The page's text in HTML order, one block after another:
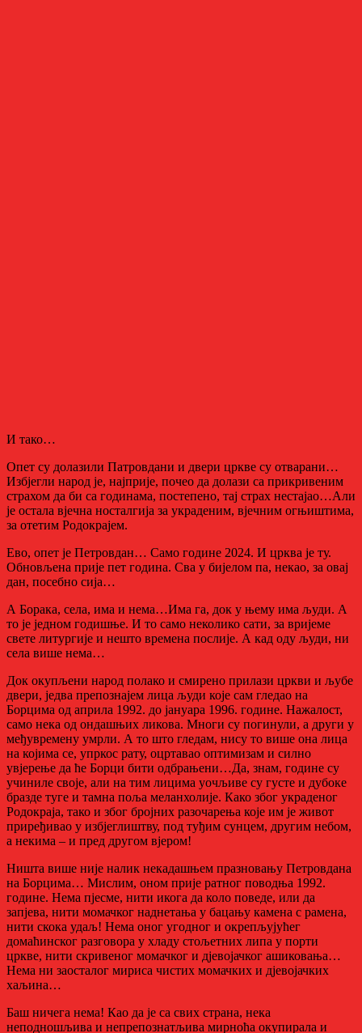
И тако…
Опет су долазили Патровдани и двери цркве су отварани…
Избјегли народ је, најприје, почео да долази са прикривеним
страхом да би са годинама, постепено, тај страх нестајао…Али
је остала вјечна носталгија за украденим, вјечним огњиштима,
за отетим Родокрајем.
Ево, опет је Петровдан… Само године 2024. И црква је ту.
Обновљена прије пет година. Сва у бијелом па, некао, за овај
дан, посебно сија…
А Борака, села, има и нема…Има га, док у њему има људи. А
то је једном годишње. И то само неколико сати, за вријеме
свете литургије и нешто времена послије. А кад оду људи, ни
села више нема…
Док окупљени народ полако и смирено прилази цркви и љубе
двери, једва препознајем лица људи које сам гледао на
Борцима од априла 1992. до јануара 1996. године. Нажалост,
само нека од ондашњих ликова. Многи су погинули, а други у
међувремену умрли. А то што гледам, нису то више она лица
на којима се, упркос рату, оцртавао оптимизам и силно
увјерење да ће Борци бити одбрањени…Да, знам, године су
учиниле своје, али на тим лицима уочљиве су густе и дубоке
бразде туге и тамна поља меланхолије. Како због украденог
Родокраја, тако и због бројних разочарења које им је живот
приређивао у избјеглиштву, под туђим сунцем, другим небом,
а некима – и пред другом вјером!
Ништа више није налик некадашњем празновању Петровдана
на Борцима… Мислим, оном прије ратног поводња 1992.
године. Нема пјесме, нити икога да коло поведе, или да
запјева, нити момачког наднетања у бацању камена с рамена,
нити скока удаљ! Нема оног угодног и окрепљујућег
домаћинског разговора у хладу стољетних липа у порти
цркве, нити скривеног момачког и дјевојачког ашиковања…
Нема ни заосталог мириса чистих момачких и дјевојачких
хаљина…
Баш ничега нема! Као да је са свих страна, нека
неподношљива и непрепознатљива мирноћа окупирала и